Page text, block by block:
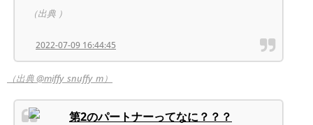
（出典 ）
2022-07-09 16:44:45
（出典 @miffy_snuffy_m）
第2のパートナーってなに？？？